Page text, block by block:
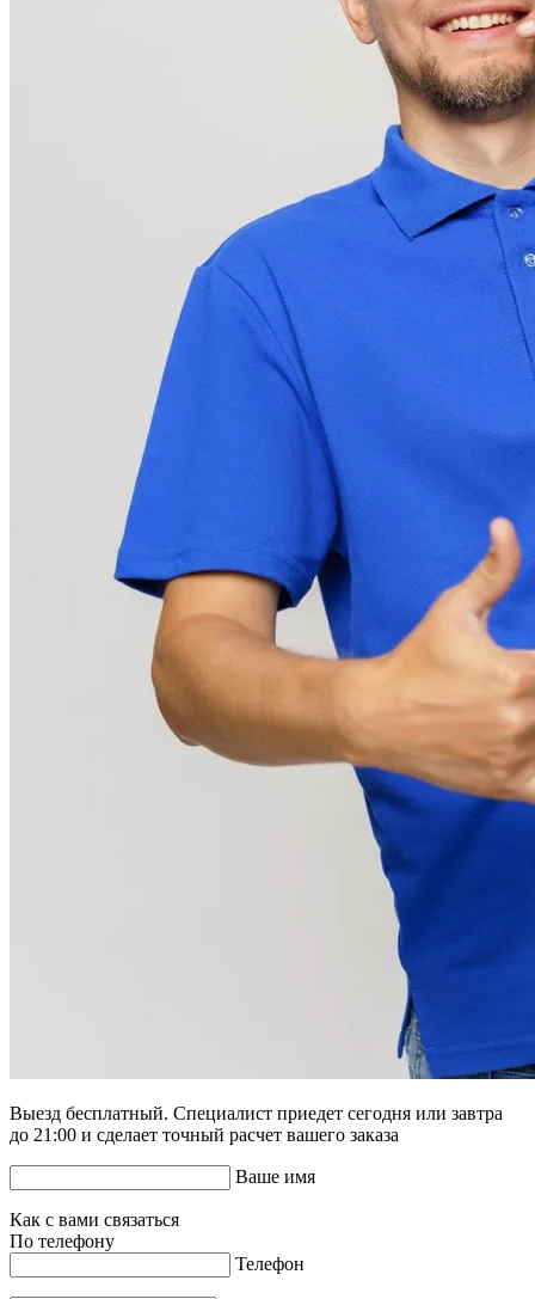
Выезд бесплатный. Специалист приедет сегодня или завтра
до 21:00 и сделает точный расчет вашего заказа
Ваше имя
Как с вами связаться
По телефону
Телефон